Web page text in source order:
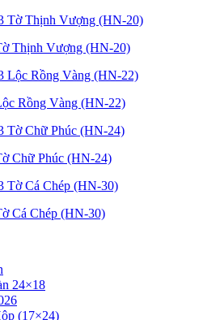
Thịnh Vượng (HN-20)
Rồng Vàng (HN-22)
Chữ Phúc (HN-24)
Cá Chép (HN-30)
24×18
(17×24)